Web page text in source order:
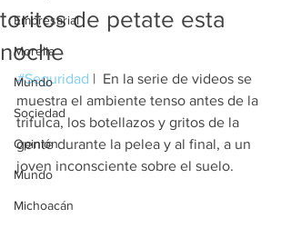
Empresarial
Morelia
Mundo
Sociedad
Opinión
Mundo
Michoacán
toritos de petate esta
noche
#Seguridad |  En la serie de videos se
muestra el ambiente tenso antes de la
trifulca, los botellazos y gritos de la
gente durante la pelea y al final, a un
joven inconsciente sobre el suelo.